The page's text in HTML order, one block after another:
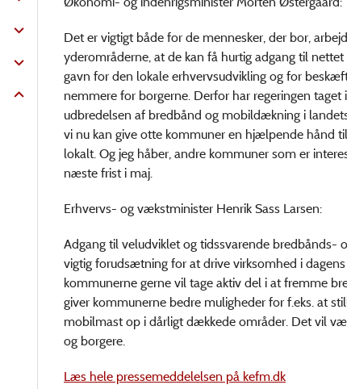
Det er vigtigt både for de mennesker, der bor,
yderområderne, at de kan få hurtig adgang til
gavn for den lokale erhvervsudvikling og for
nemmere for borgerne. Derfor har regeringen
udbredelsen af bredbånd og mobildækning i
vi nu kan give otte kommuner en hjælpende hånd
lokalt. Og jeg håber, andre kommuner som er
næste frist i maj.
Erhvervs- og vækstminister Henrik Sass Larsen:
Adgang til veludviklet og tidssvarende bredbånds-
vigtig forudsætning for at drive virksomhed i
kommunerne gerne vil tage aktiv del i at fremme
giver kommunerne bedre muligheder for f.eks. at
mobilmast op i dårligt dækkede områder. Det vil
og borgere.
Læs hele pressemeddelelsen på kefm.dk